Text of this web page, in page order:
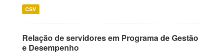
CSV
Relação de servidores em Programa de Gestão
e Desempenho